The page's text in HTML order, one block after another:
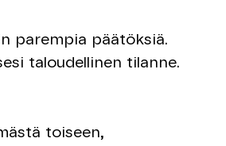
parempia päätöksiä.
taloudellinen tilanne.
toiseen,